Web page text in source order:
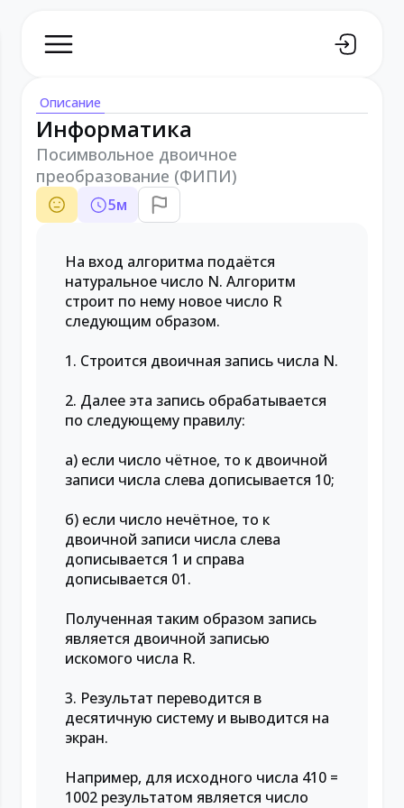
Описание
Информатика
Посимвольное двоичное
преобразование (ФИПИ)
5м
На вход алгоритма подаётся
натуральное число N. Алгоритм
строит по нему новое число R
следующим образом.
1. Строится двоичная запись числа N.
2. Далее эта запись обрабатывается
по следующему правилу:
а) если число чётное, то к двоичной
записи числа слева дописывается 10;
б) если число нечётное, то к
двоичной записи числа слева
дописывается 1 и справа
дописывается 01.
Полученная таким образом запись
является двоичной записью
искомого числа R.
3. Результат переводится в
десятичную систему и выводится на
экран.
Например, для исходного числа 410 =
1002 результатом является число